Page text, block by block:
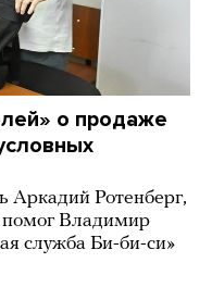
о продаже
Аркадий Ротенберг,
помог Владимир
служба Би-би-си»